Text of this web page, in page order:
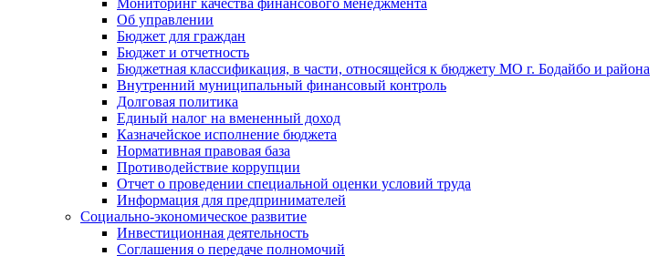
Мониторинг качества финансового менеджмента
Об управлении
Бюджет для граждан
Бюджет и отчетность
Бюджетная классификация, в части, относящейся к бюджету МО г. Бодайбо и района
Внутренний муниципальный финансовый контроль
Долговая политика
Единый налог на вмененный доход
Казначейское исполнение бюджета
Нормативная правовая база
Противодействие коррупции
Отчет о проведении специальной оценки условий труда
Информация для предпринимателей
Социально-экономическое развитие
Инвестиционная деятельность
Соглашения о передаче полномочий